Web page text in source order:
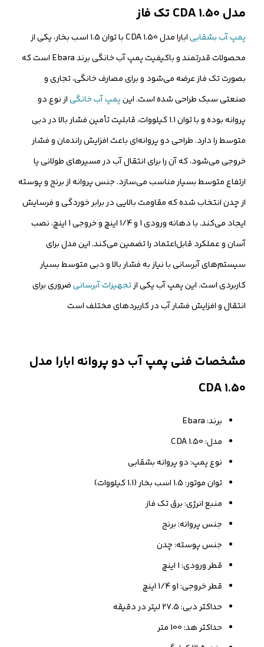
تماس می‌گیرند.
ثبت درخواست مشاوره رایگان
مدل CDA 1.50 تک فاز
پمپ آب بشقابی
ابارا مدل CDA 1.50 با توان 1.5 اسب بخار، یکی از
محصولات قدرتمند و باکیفیت پمپ آب خانگی برند Ebara است که
بصورت تک فاز عرضه می‌شود و برای مصارف خانگی، تجاری و
صنعتی سبک طراحی شده است. اینپمپ آب خانگیاز نوع دو
پروانه بوده و با توان 1.1 کیلووات، قابلیت تأمین فشار بالا در دبی
متوسط را دارد. طراحی دو پروانه‌ای باعث افزایش راندمان و فشار
خروجی می‌شود، که آن را برای انتقال آب در مسیرهای طولانی یا
ارتفاع متوسط بسیار مناسب می‌سازد. جنس پروانه از برنج و پوسته
از چدن انتخاب شده که مقاومت بالایی در برابر خوردگی و فرسایش
ایجاد می‌کند. با دهانه ورودی 1 و 1/4 اینچ و خروجی 1 اینچ، نصب
آسان و عملکرد قابل‌اعتماد را تضمین می‌کند. این مدل برای
سیستم‌های آبرسانی با نیاز به فشار بالا و دبی متوسط بسیار
کاربردی است. این پمپ آب یکی ازتجهیزات آبرسانیضروری برای
انتقال و افزایش فشار آب در کاربردهای مختلف است
مشخصات فنی پمپ آب دو پروانه ابارا مدل
CDA 1.50
برند: Ebara
مدل: CDA 1.50
نوع پمپ: دو پروانه بشقابی
توان موتور: 1.5 اسب بخار (1.1 کیلووات)
منبع انرژی: برق تک فاز
جنس پروانه: برنج
جنس پوسته: چدن
قطر ورودی: 1 اینچ
قطر خروجی: 1و 1/4 اینچ
حداکثر دبی: 27.5 لیتر در دقیقه
حداکثر هد: 100 متر